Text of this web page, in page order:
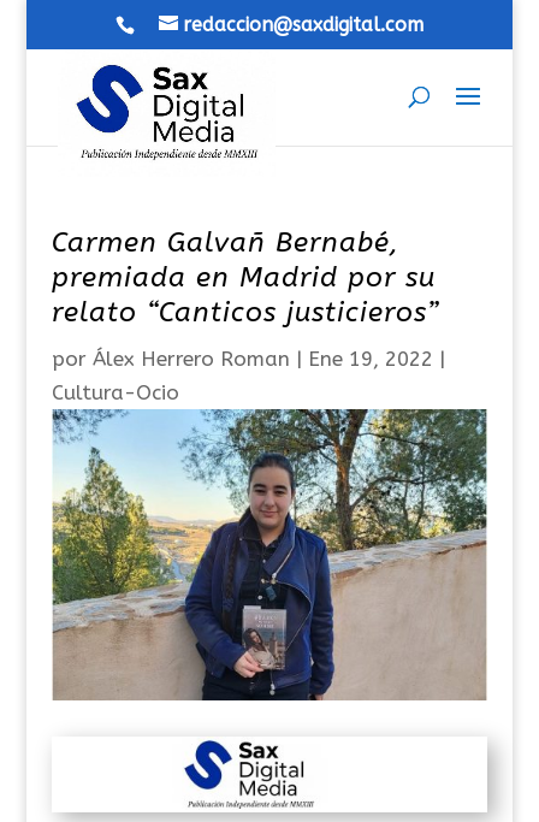
redaccion@saxdigital.com
Carmen Galvañ Bernabé,
premiada en Madrid por su
relato “Canticos justicieros”
por Álex Herrero Roman | Ene 19, 2022 |
Cultura-Ocio